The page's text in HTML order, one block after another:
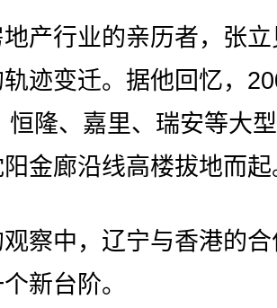
行业的亲历者，张立
迹变迁。据他回忆，
恒隆、嘉里、瑞安等大
金廊沿线高楼拔地而起
中，辽宁与香港的合
新台阶。